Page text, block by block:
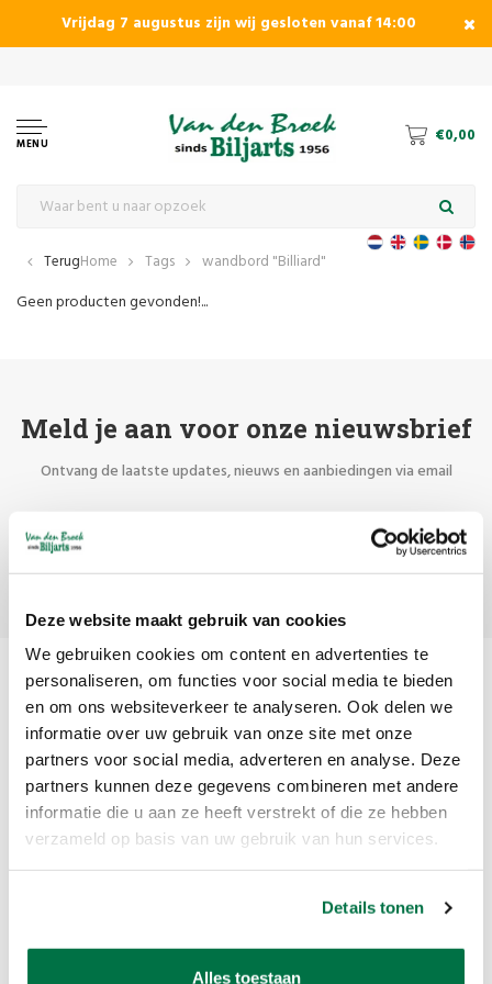
Deze website maakt gebruik van cookies
We gebruiken cookies om content en advertenties te
personaliseren, om functies voor social media te bieden
en om ons websiteverkeer te analyseren. Ook delen we
informatie over uw gebruik van onze site met onze
partners voor social media, adverteren en analyse. Deze
partners kunnen deze gegevens combineren met andere
informatie die u aan ze heeft verstrekt of die ze hebben
verzameld op basis van uw gebruik van hun services.
Details tonen
Alles toestaan
Vrijdag 7 augustus zijn wij gesloten vanaf 14:00
MENU €0,00
TerugHome Tags wandbord "Billiard"
Geen producten gevonden!...
Meld je aan voor onze nieuwsbrief
Ontvang de laatste updates, nieuws en aanbiedingen via email
Abonneer
Van den Broek Biljarts staat voor kwaliteit, vakmanschap en service.
1332 AZ Almere